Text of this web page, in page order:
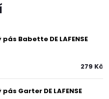
Babette DE LAFENSE
279 Kč
Garter DE LAFENSE